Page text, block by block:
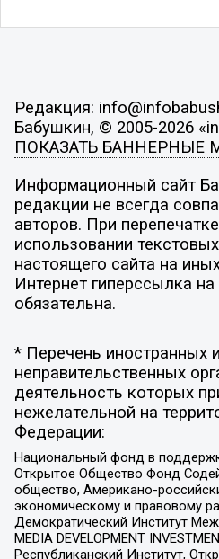
Редакция:
Бабушкин, © 2005-2026
ПОКАЗАТЬ БАННЕРНЫЕ
Информационный сайт
редакции не всегда
авторов. При
использовании
настоящего сайта на
Интернет гиперссылка
обязательна.
* Перечень иностранных
неправительственных
деятельность которых
нежелательной на
Федерации:
Национальный фонд в
Открытое Общество Фонд
общество, Американо-
экономическому и правовому
Демократический Институт
MEDIA DEVELOPMENT
Республиканский Институт,